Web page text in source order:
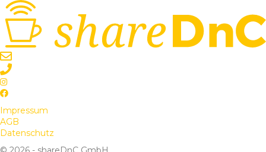
Impressum
AGB
Datenschutz